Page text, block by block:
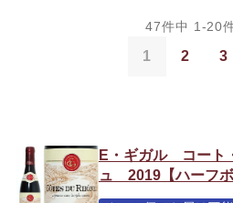
47件中 1 -20
1 2 3
E・ギガル コート
ュ 2019【ハーフボ